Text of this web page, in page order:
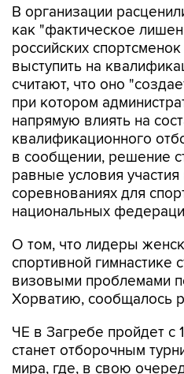
российских
выступить на
считают, что оно
при котором
напрямую влиять на
квалификационного
в сообщении, решение
равные условия
соревнованиях для
национальных
О том, что лидеры
визовыми проблемами
Хорватию, сообщалось
ЧЕ в Загребе пройдет с
мира, где, в свою
первые командные